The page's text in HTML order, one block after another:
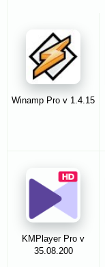
Winamp Pro v 1.4.15
KMPlayer Pro v
35.08.200